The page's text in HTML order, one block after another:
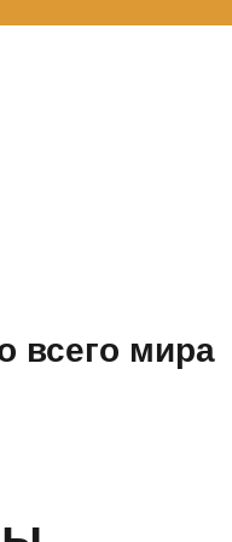
всего мира